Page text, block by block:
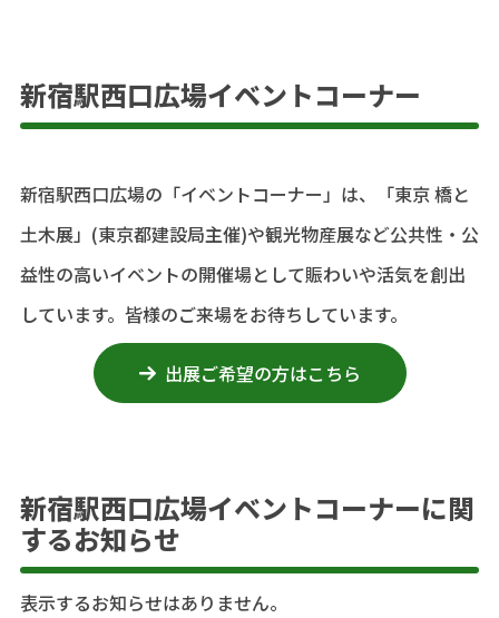
新宿駅⻄⼝広場イベントコーナー
新宿駅⻄⼝広場の「イベントコーナー」は、「東京 橋と
⼟⽊展」(東京都建設局主催)や観光物産展など公共性‧公
益性の⾼いイベントの開催場として賑わいや活気を創出
しています。皆様のご来場をお待ちしています。
出展ご希望の⽅はこちら
新宿駅西口広場イベントコーナーに関
するお知らせ
表示するお知らせはありません。